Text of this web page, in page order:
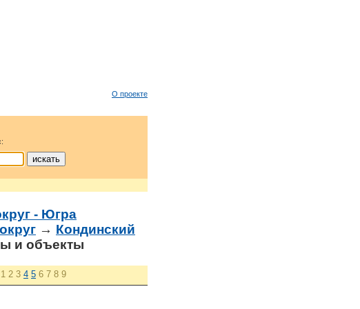
О проекте
- Югра
→ Кондинский
и объекты
1 2 3 4 5 6 7 8 9